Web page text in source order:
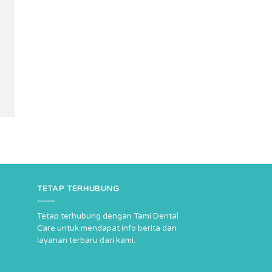
TETAP TERHUBUNG
Tetap terhubung dengan Tami Dental
Care untuk mendapat info berita dan
layanan terbaru dari kami.